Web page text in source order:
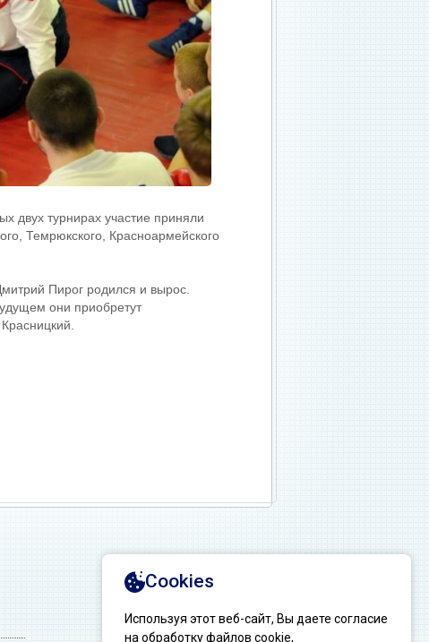
двух турнирах участие приняли
Темрюкского, Красноармейского
Пирог родился и вырос.
они приобретут